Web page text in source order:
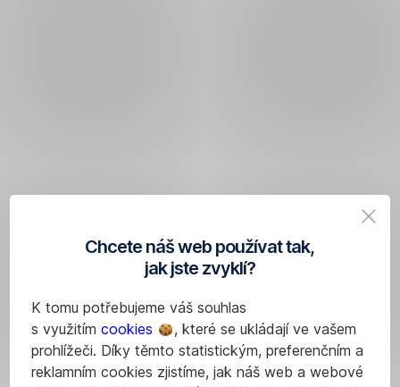
Chcete náš web používat tak,
jak jste zvyklí?
K tomu potřebujeme váš souhlas
s využitím cookies
, které se ukládají ve vašem
prohlížeči. Díky těmto statistickým, preferenčním a
reklamním cookies zjistíme, jak náš web a webové